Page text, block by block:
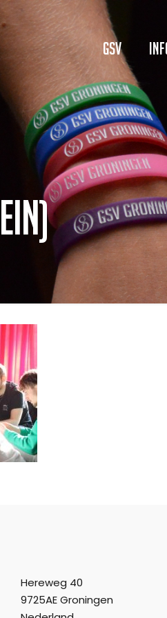
GSV
Hereweg 40
9725AE Groningen